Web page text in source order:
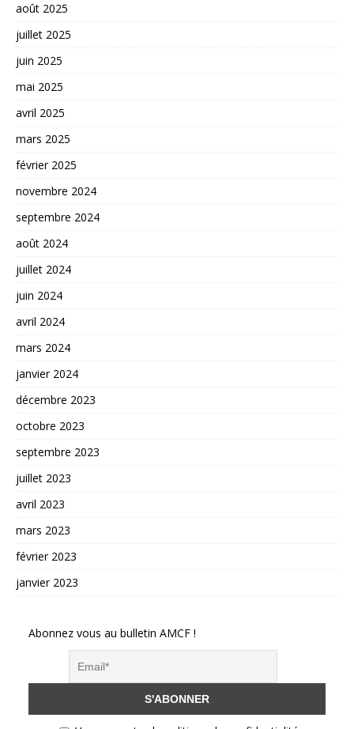
août 2025
juillet 2025
juin 2025
mai 2025
avril 2025
mars 2025
février 2025
novembre 2024
septembre 2024
août 2024
juillet 2024
juin 2024
avril 2024
mars 2024
janvier 2024
décembre 2023
octobre 2023
septembre 2023
juillet 2023
avril 2023
mars 2023
février 2023
janvier 2023
Abonnez vous au bulletin AMCF !